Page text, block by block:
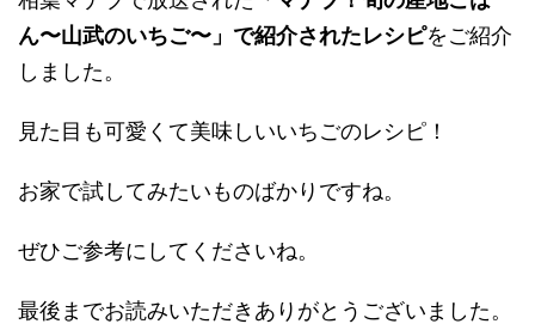
ん〜山武のいちご〜」で紹介されたレシピをご紹介
しました。
見た目も可愛くて美味しいいちごのレシピ！
お家で試してみたいものばかりですね。
ぜひご参考にしてくださいね。
最後までお読みいただきありがとうございました。